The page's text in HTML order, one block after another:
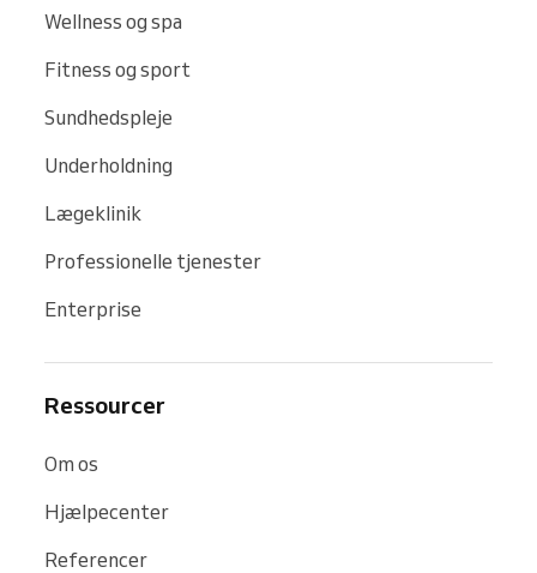
Wellness og spa
Fitness og sport
Sundhedspleje
Underholdning
Lægeklinik
Professionelle tjenester
Enterprise
Ressourcer
Om os
Hjælpecenter
Referencer